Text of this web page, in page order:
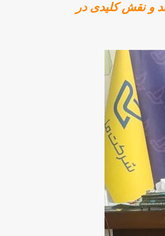
و نقش کلیدی در